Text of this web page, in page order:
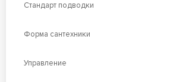
Стандарт подводки
Форма сантехники
Управление